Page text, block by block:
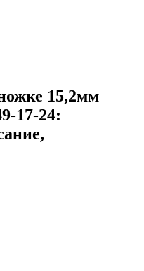
15,2мм
17-24: